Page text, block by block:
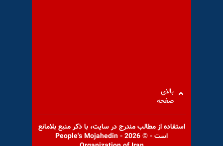
بالای
صفحه
استفاده از مطالب مندرج در سايت، با ذكر منبع بلامانع
است - © 2026 - People's Mojahedin